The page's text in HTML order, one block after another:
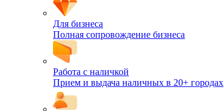
Для бизнеса
Полная сопровождение бизнеса
Работа с наличкой
Прием и выдача наличных в 20+ городах